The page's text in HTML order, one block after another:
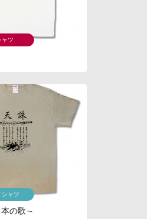
ャツ
シャツ
の歌～